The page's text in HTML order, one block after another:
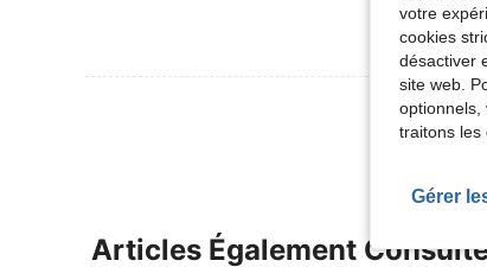
Voir
Articles Également
votre
cookies
désactiver
site web.
optionnels,
traitons les
Gérer